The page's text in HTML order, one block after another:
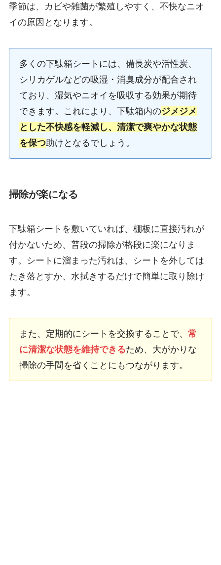
季節は、カビや雑菌が繁殖しやすく、不快なニオ
イの原因となります。
多くの下駄箱シートには、備長炭や活性炭、
シリカゲルなどの吸湿・消臭成分が配合され
ており、湿気やニオイを吸収する効果が期待
できます。これにより、下駄箱内のジメジメ
とした不快感を軽減し、清潔で爽やかな状態
を保つ助けとなるでしょう。
掃除が楽になる
下駄箱シートを敷いていれば、棚板に直接汚れが
付かないため、普段の掃除が格段に楽になりま
す。シートに溜まった汚れは、シートを外しては
たき落とすか、水拭きするだけで簡単に取り除け
ます。
また、定期的にシートを交換することで、 常
に清潔な状態を維持できるため、大がかりな
掃除の手間を省くことにもつながります。